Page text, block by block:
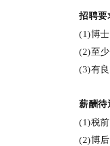
招聘要
(1)博
(2)至
(3)有
薪酬待
(1)税
(2)博